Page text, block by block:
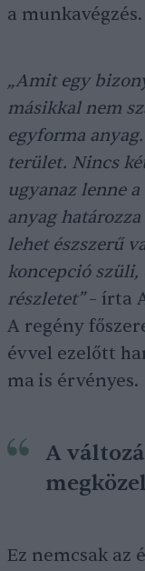
a munkavégzés.
„Amit egy
másikkal nem
egyforma
terület. Nincs
ugyanaz lenne
anyag
lehet észszerű
koncepció szüli,
részletet”– írta
A regény
évvel ezelőtt
ma is érvényes.
A
Ez nemcsak az